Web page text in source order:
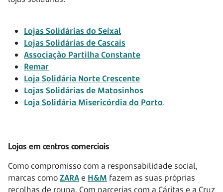
Lojas Solidárias do Seixal
Lojas Solidárias de Cascais
Associação Partilha Constante
Remar
Loja Solidária Norte Crescente
Lojas Solidárias de Matosinhos
Loja Solidária Misericórdia do Porto.
Lojas em centros comerciais
Como compromisso com a responsabilidade social,
marcas comoZARAe H&M fazem as suas próprias
recolhas de roupa. Com parcerias com a Cáritas e a Cruz